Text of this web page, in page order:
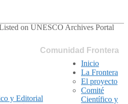
Comunidad Frontera
y Editorial
Inicio
La Frontera
El proyecto
Comité
Científico y